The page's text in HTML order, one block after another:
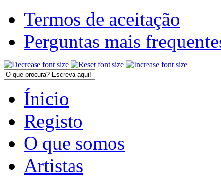
Termos de aceitação
Perguntas mais
Ínicio
Registo
O que somos
Artistas